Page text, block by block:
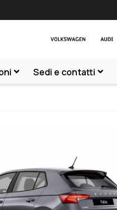
Sedi e contatti